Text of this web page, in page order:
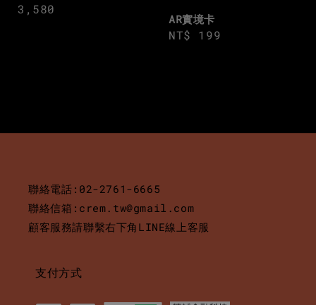
price
3,580
AR實境卡
Regular
NT$ 199
聯絡電話:02-2761-6665
聯絡信箱:crem.tw@gmail.com
顧客服務請聯繫右下角LINE線上客服
支付方式